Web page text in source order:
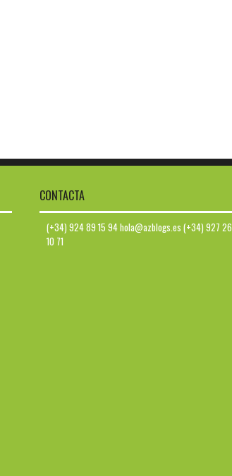
CONTACTA
(+34) 924 89 15 94 hola@azblogs.es (+34) 927 26
10 71